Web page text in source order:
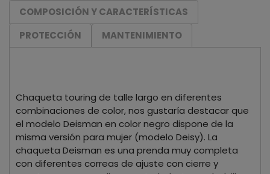
COMPOSICIÓN Y CARACTERÍSTICAS
PROTECCIÓN
MANTENIMIENTO
Chaqueta touring de talle largo en diferentes
combinaciones de color, nos gustaría destacar que
el modelo Deisman en color negro dispone de la
misma versión para mujer (modelo Deisy). La
chaqueta Deisman es una prenda muy completa
con diferentes correas de ajuste con cierre y